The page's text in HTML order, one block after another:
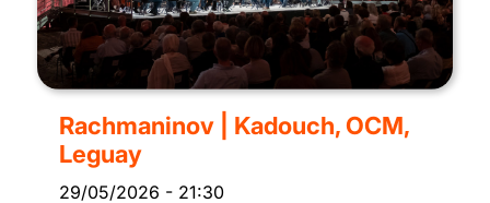
Rachmaninov | Kadouch, OCM,
Leguay
29/05/2026 - 21:30